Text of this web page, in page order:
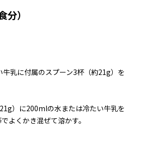
）
乳に付属のスプーン3杯（約21g）を
）に200mlの水または冷たい牛乳を
よくかき混ぜて溶かす。